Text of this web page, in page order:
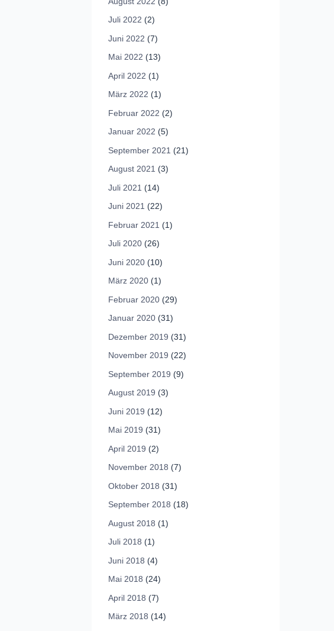
Juli 2022 (2)
Juni 2022 (7)
Mai 2022 (13)
April 2022 (1)
März 2022 (1)
Februar 2022 (2)
Januar 2022 (5)
September 2021 (21)
August 2021 (3)
Juli 2021 (14)
Juni 2021 (22)
Februar 2021 (1)
Juli 2020 (26)
Juni 2020 (10)
März 2020 (1)
Februar 2020 (29)
Januar 2020 (31)
Dezember 2019 (31)
November 2019 (22)
September 2019 (9)
August 2019 (3)
Juni 2019 (12)
Mai 2019 (31)
April 2019 (2)
November 2018 (7)
Oktober 2018 (31)
September 2018 (18)
August 2018 (1)
Juli 2018 (1)
Juni 2018 (4)
Mai 2018 (24)
April 2018 (7)
März 2018 (14)